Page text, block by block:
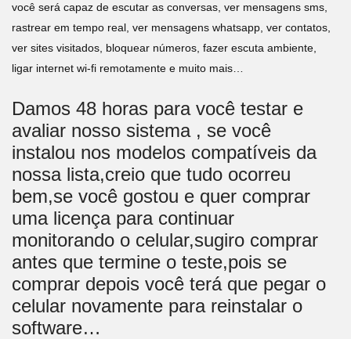
você será capaz de escutar as conversas, ver mensagens sms,
rastrear em tempo real, ver mensagens whatsapp, ver contatos,
ver sites visitados, bloquear números, fazer escuta ambiente,
ligar internet wi-fi remotamente e muito mais…
Damos 48 horas para você testar e
avaliar nosso sistema , se você
instalou nos modelos compatíveis da
nossa lista,creio que tudo ocorreu
bem,se você gostou e quer comprar
uma licença para continuar
monitorando o celular,sugiro comprar
antes que termine o teste,pois se
comprar depois você terá que pegar o
celular novamente para reinstalar o
software…